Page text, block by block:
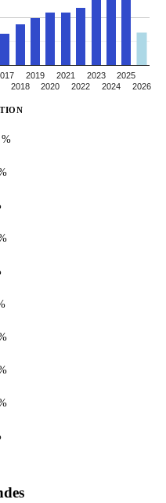
2018
2019
2020
2021
2022
2023
2024
2025
2026